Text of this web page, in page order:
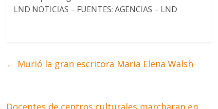
LND NOTICIAS – FUENTES: AGENCIAS – LND
← Murió la gran escritora Maria Elena Walsh